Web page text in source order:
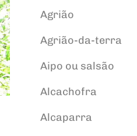
Agrião
Agrião-da-terra
Aipo ou salsão
Alcachofra
Alcaparra